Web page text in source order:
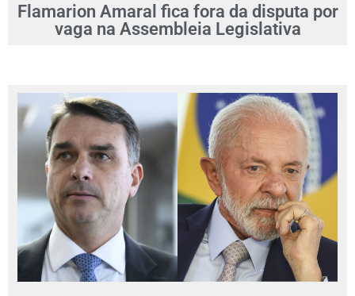
Flamarion Amaral fica fora da disputa por
vaga na Assembleia Legislativa